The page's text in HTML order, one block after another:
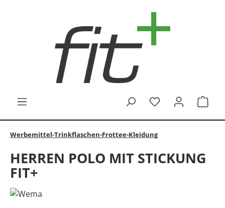
Du hast 0
Werbemittel-Trinkflaschen-Frottee-Kleidung
HERREN POLO MIT STICKUNG
FIT+